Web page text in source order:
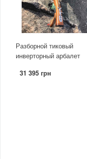
Разборной тиковый
инверторный арбалет
31 395 грн